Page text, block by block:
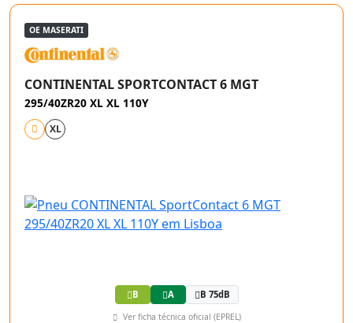
OE MASERATI
CONTINENTAL SPORTCONTACT 6 MGT
295/40ZR20 XL XL 110Y
XL
B A B 75dB
Ver ficha técnica oficial (EPREL)